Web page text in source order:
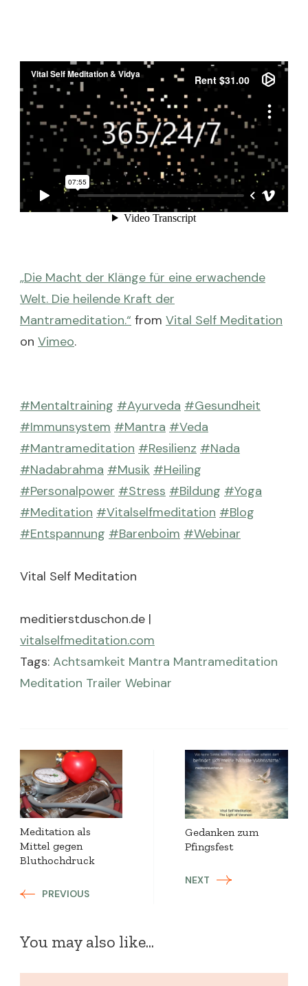
„Die Macht der Klänge für eine erwachende
Welt. Die heilende Kraft der
Mantrameditation.“ from Vital Self Meditation
on Vimeo.
#Mentaltraining #Ayurveda #Gesundheit
#Immunsystem #Mantra #Veda
#Mantrameditation #Resilienz #Nada
#Nadabrahma #Musik #Heiling
#Personalpower #Stress #Bildung #Yoga
#Meditation #Vitalselfmeditation #Blog
#Entspannung #Barenboim #Webinar
Vital Self Meditation
meditierstduschon.de |
vitalselfmeditation.com
Tags: Achtsamkeit Mantra Mantrameditation
Meditation Trailer Webinar
Post
Navigation
Meditation als
Mittel gegen
Bluthochdruck
PREVIOUS
Gedanken zum
Pfingsfest
NEXT
You may also like...